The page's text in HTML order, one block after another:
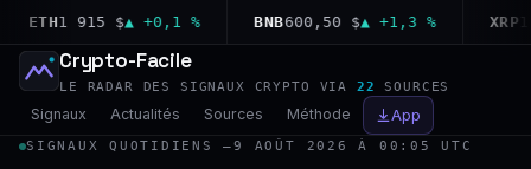
ETH1 915 $▲ +0,1 % BNB600,50 $▲ +1,3 % XRP
Crypto-Facile
LE RADAR DES SIGNAUX CRYPTO VIA 22 SOURCES
Signaux Actualités Sources Méthode App
SIGNAUX QUOTIDIENS —9 AOÛT 2026 À 00:05 UTC